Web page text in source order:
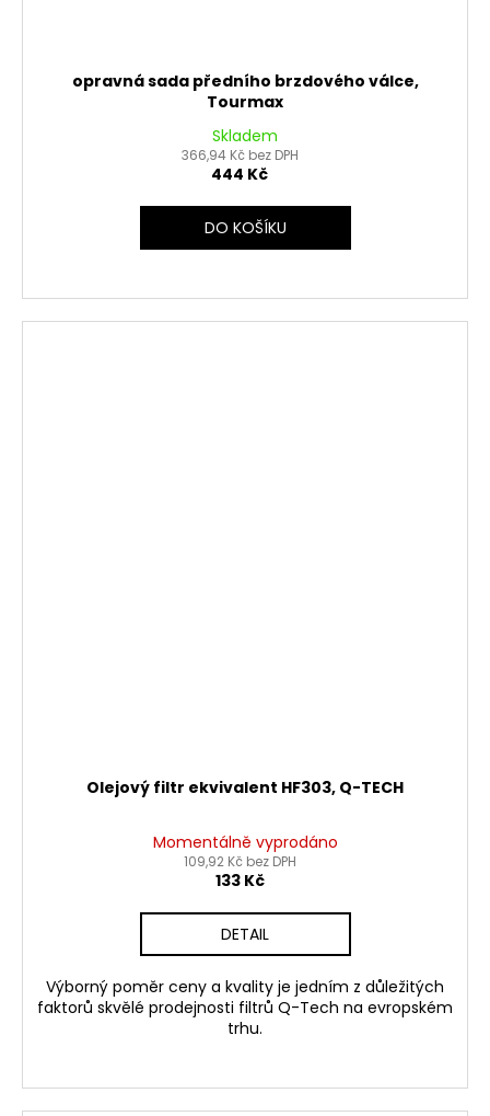
opravná sada předního brzdového válce,
Tourmax
Skladem
366,94 Kč bez DPH
444 Kč
DO KOŠÍKU
Olejový filtr ekvivalent HF303, Q-TECH
Momentálně vyprodáno
109,92 Kč bez DPH
133 Kč
DETAIL
Výborný poměr ceny a kvality je jedním z důležitých
faktorů skvělé prodejnosti filtrů Q-Tech na evropském
trhu.